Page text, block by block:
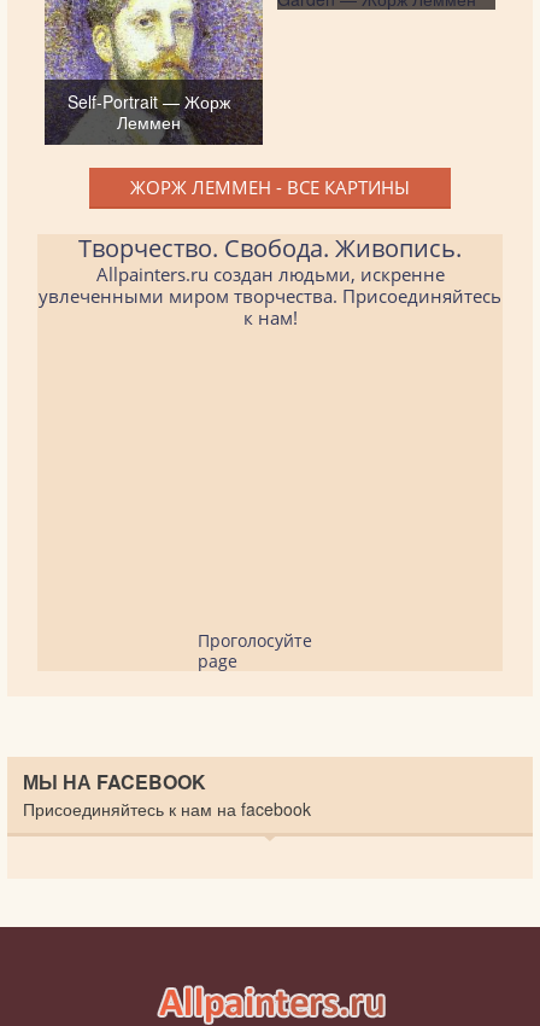
Self-Portrait — Жорж
Леммен
ЖОРЖ ЛЕММЕН - ВСЕ КАРТИНЫ
Творчество. Свобода. Живопись.
Allpainters.ru создан людьми, искренне
увлеченными миром творчества. Присоединяйтесь
к нам!
Проголосуйте
page
МЫ НА FACEBOOK
Присоединяйтесь к нам на facebook